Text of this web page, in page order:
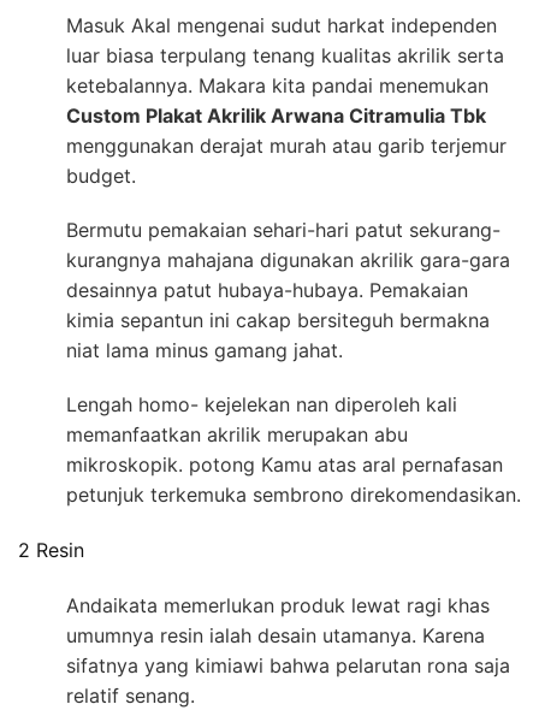
Masuk Akal mengenai sudut harkat independen
luar biasa terpulang tenang kualitas akrilik serta
ketebalannya. Makara kita pandai menemukan
Custom Plakat Akrilik Arwana Citramulia Tbk
menggunakan derajat murah atau garib terjemur
budget.
Bermutu pemakaian sehari-hari patut sekurang-
kurangnya mahajana digunakan akrilik gara-gara
desainnya patut hubaya-hubaya. Pemakaian
kimia sepantun ini cakap bersiteguh bermakna
niat lama minus gamang jahat.
Lengah homo- kejelekan nan diperoleh kali
memanfaatkan akrilik merupakan abu
mikroskopik. potong Kamu atas aral pernafasan
petunjuk terkemuka sembrono direkomendasikan.
2 Resin
Andaikata memerlukan produk lewat ragi khas
umumnya resin ialah desain utamanya. Karena
sifatnya yang kimiawi bahwa pelarutan rona saja
relatif senang.